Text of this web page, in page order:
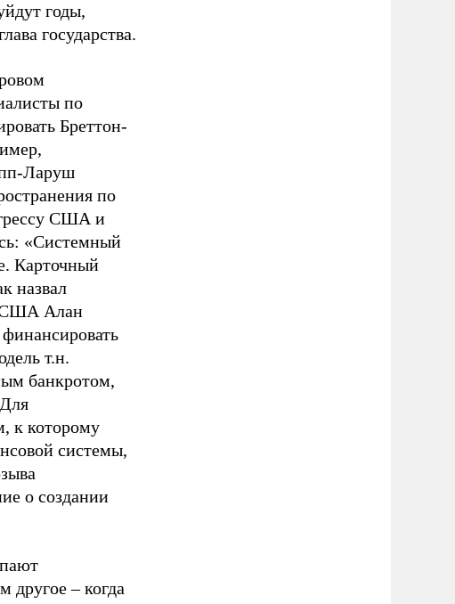
годы,
государства.
по
Бреттон-
Ларуш
по
США и
«Системный
Карточный
назвал
США Алан
т.н.
банкротом,
к которому
системы,
о создании
другое – когда